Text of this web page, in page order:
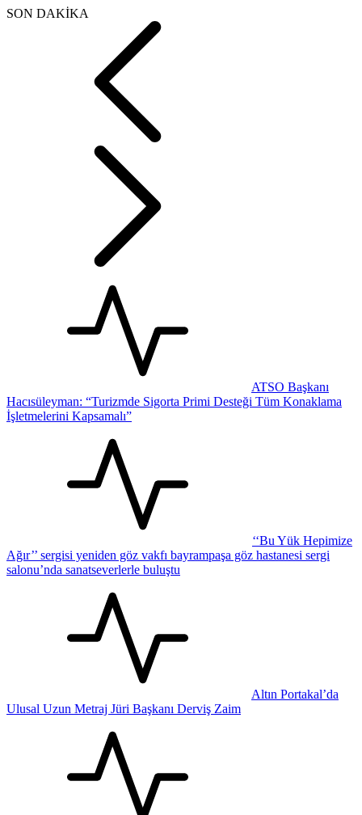
SON DAKİKA
ATSO Başkanı
Hacısüleyman: “Turizmde Sigorta Primi Desteği Tüm Konaklama
İşletmelerini Kapsamalı”
‘‘Bu Yük Hepimize
Ağır’’ sergisi yeniden göz vakfı bayrampaşa göz hastanesi sergi
salonu’nda sanatseverlerle buluştu
Altın Portakal’da
Ulusal Uzun Metraj Jüri Başkanı Derviş Zaim